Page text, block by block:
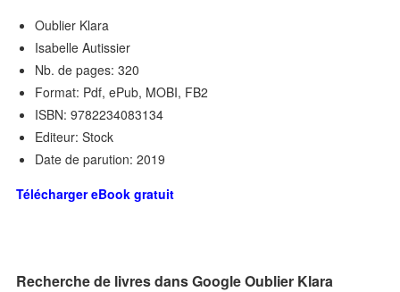
Oublier Klara
Isabelle Autissier
Nb. de pages: 320
Format: Pdf, ePub, MOBI, FB2
ISBN: 9782234083134
Editeur: Stock
Date de parution: 2019
Télécharger eBook gratuit
Recherche de livres dans Google Oublier Klara